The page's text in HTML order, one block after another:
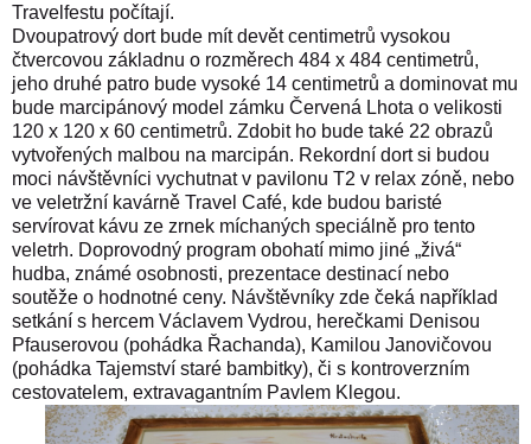
Travelfestu počítají.
Dvoupatrový dort bude mít devět centimetrů vysokou
čtvercovou základnu o rozměrech 484 x 484 centimetrů,
jeho druhé patro bude vysoké 14 centimetrů a dominovat mu
bude marcipánový model zámku Červená Lhota o velikosti
120 x 120 x 60 centimetrů. Zdobit ho bude také 22 obrazů
vytvořených malbou na marcipán. Rekordní dort si budou
moci návštěvníci vychutnat v pavilonu T2 v relax zóně, nebo
ve veletržní kavárně Travel Café, kde budou baristé
servírovat kávu ze zrnek míchaných speciálně pro tento
veletrh. Doprovodný program obohatí mimo jiné „živá“
hudba, známé osobnosti, prezentace destinací nebo
soutěže o hodnotné ceny. Návštěvníky zde čeká například
setkání s hercem Václavem Vydrou, herečkami Denisou
Pfauserovou (pohádka Řachanda), Kamilou Janovičovou
(pohádka Tajemství staré bambitky), či s kontroverzním
cestovatelem, extravagantním Pavlem Klegou.